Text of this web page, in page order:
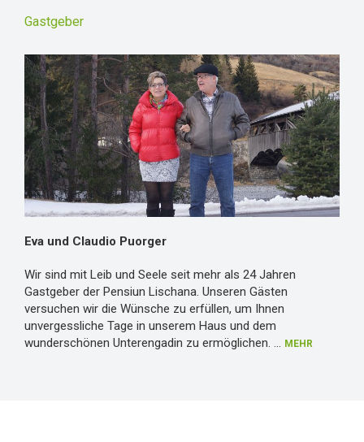
Gastgeber
Eva und Claudio Puorger
Wir sind mit Leib und Seele seit mehr als 24 Jahren
Gastgeber der Pensiun Lischana. Unseren Gästen
versuchen wir die Wünsche zu erfüllen, um Ihnen
unvergessliche Tage in unserem Haus und dem
wunderschönen Unterengadin zu ermöglichen. ... MEHR